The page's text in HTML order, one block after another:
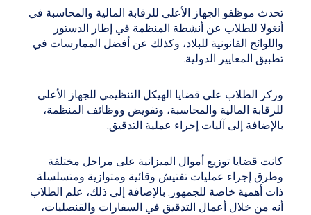
تحدث موظفو الجهاز الأعلى للرقابة المالية والمحاسبة في
أنغولا للطلاب عن أنشطة المنظمة في إطار الدستور
واللوائح القانونية للبلاد، وكذلك عن أفضل الممارسات في
تطبيق المعايير الدولية.
وركز الطلاب على قضايا الهيكل التنظيمي للجهاز الأعلى
للرقابة المالية والمحاسبة، وتفويض ووظائف المنظمة،
بالإضافة إلى آليات إجراء عملية التدقيق.
كانت قضايا توزيع أموال الميزانية على مراحل مختلفة
وطرق إجراء عمليات تفتيش وقائية ومتوازية ومتسلسلة
ذات أهمية خاصة للجمهور. بالإضافة إلى ذلك، علم الطلاب
أنه من خلال أعمال التدقيق في السفارات والقنصليات،